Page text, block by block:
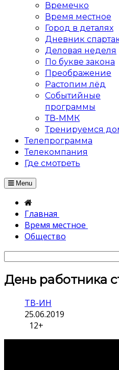
Времечко
Время местное
Город в деталях
Дневник
Деловая неделя
По букве закона
Преображение
Растопим лёд
Событийные
программы
ТВ-ММК
Тренируемся
Телепрограмма
Телекомпания
Где смотреть
Menu
Главная
Время местное
Общество
День работника
ТВ-ИН
25.06.2019
12+